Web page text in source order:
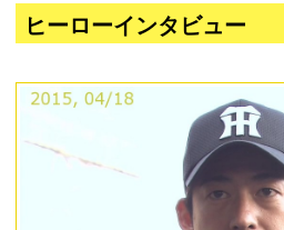
ヒーローインタビュー